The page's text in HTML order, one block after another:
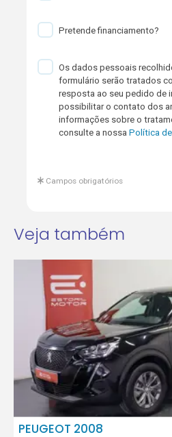
Pretende financiamento?
Os dados pessoais
formulário serão tratados
resposta ao seu pedido de
possibilitar o contato dos
informações sobre o
consulte a nossaPolítica
Campos obrigatórios
Veja também
PEUGEOT 2008